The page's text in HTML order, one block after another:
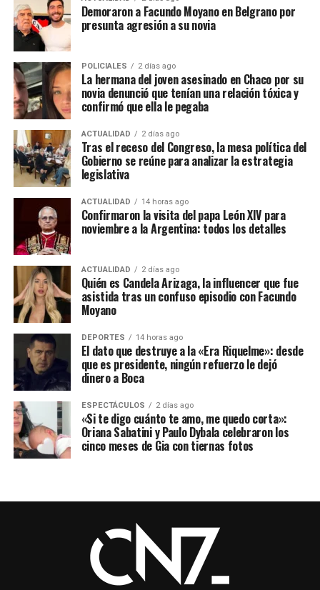
Demoraron a Facundo Moyano en Belgrano por
presunta agresión a su novia
POLICIALES 2 días ago
La hermana del joven asesinado en Chaco por su
novia denunció que tenían una relación tóxica y
confirmó que ella le pegaba
ACTUALIDAD 2 días ago
Tras el receso del Congreso, la mesa política del
Gobierno se reúne para analizar la estrategia
legislativa
ACTUALIDAD 14 horas ago
Confirmaron la visita del papa León XIV para
noviembre a la Argentina: todos los detalles
ACTUALIDAD 2 días ago
Quién es Candela Arizaga, la influencer que fue
asistida tras un confuso episodio con Facundo
Moyano
DEPORTES 14 horas ago
El dato que destruye a la «Era Riquelme»: desde
que es presidente, ningún refuerzo le dejó
dinero a Boca
ESPECTÁCULOS 2 días ago
«Si te digo cuánto te amo, me quedo corta»:
Oriana Sabatini y Paulo Dybala celebraron los
cinco meses de Gia con tiernas fotos